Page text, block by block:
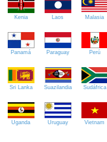
Kenia Laos Malasia
Panamá Paraguay Perú
Sri Lanka Suazilandia Sudáfrica
Uganda Uruguay Vietnam